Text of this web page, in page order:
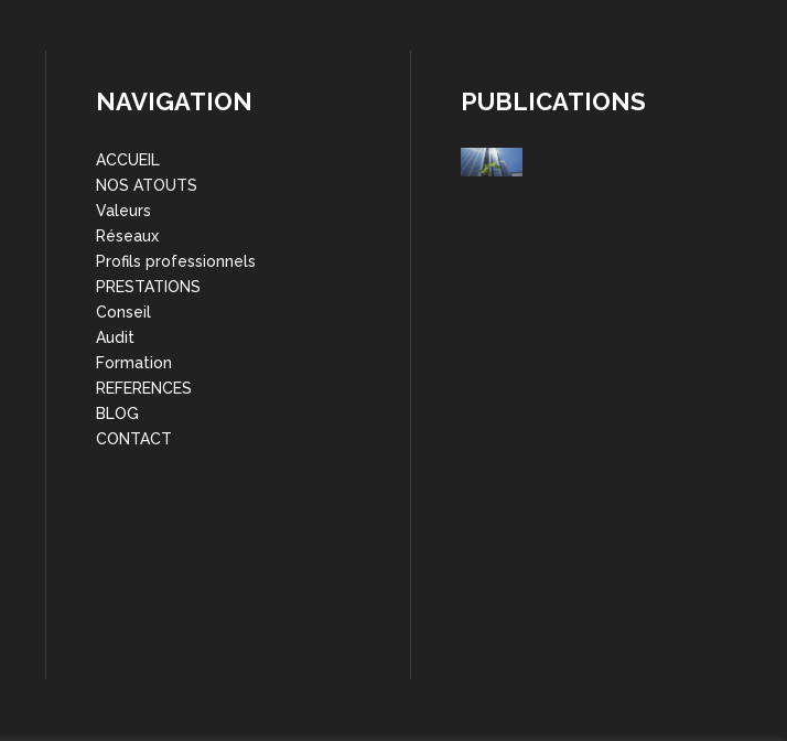
NAVIGATION
ACCUEIL
NOS ATOUTS
Valeurs
Réseaux
Profils professionnels
PRESTATIONS
Conseil
Audit
Formation
REFERENCES
BLOG
CONTACT
PUBLICATIONS